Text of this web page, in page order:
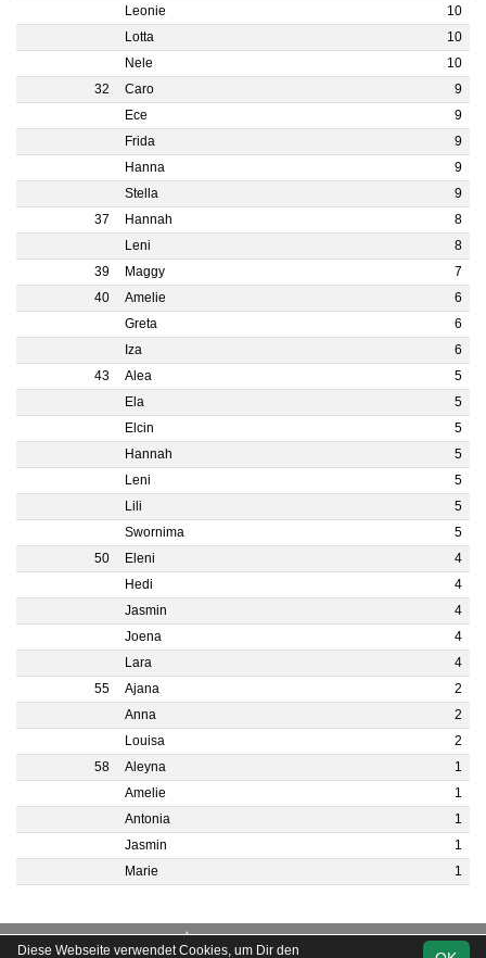
Leonie
10
Lotta
10
Nele
10
32
Caro
9
Ece
9
Frida
9
Hanna
9
Stella
9
37
Hannah
8
Leni
8
39
Maggy
7
40
Amelie
6
Greta
6
Iza
6
43
Alea
5
Ela
5
Elcin
5
Hannah
5
Leni
5
Lili
5
Swornima
5
50
Eleni
4
Hedi
4
Jasmin
4
Joena
4
Lara
4
55
Ajana
2
Anna
2
Louisa
2
58
Aleyna
1
Amelie
1
Antonia
1
Jasmin
1
Marie
1
soccero.de
Diese Webseite verwendet Cookies, um Dir den